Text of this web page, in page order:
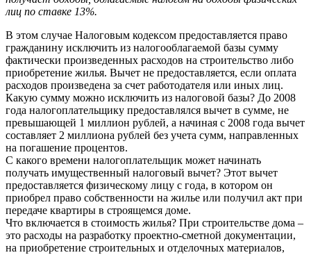
лиц по ставке 13%.
В этом случае Налоговым кодексом предоставляется право
гражданину исключить из налогооблагаемой базы сумму
фактически произведенных расходов на строительство либо
приобретение жилья. Вычет не предоставляется, если оплата
расходов произведена за счет работодателя или иных лиц.
Какую сумму можно исключить из налоговой базы? До 2008
года налогоплательщику предоставлялся вычет в сумме, не
превышающей 1 миллион рублей, а начиная с 2008 года вычет
составляет 2 миллиона рублей без учета сумм, направленных
на погашение процентов.
С какого времени налогоплательщик может начинать
получать имущественный налоговый вычет? Этот вычет
предоставляется физическому лицу с года, в котором он
приобрел право собственности на жилье или получил акт при
передаче квартиры в строящемся доме.
Что включается в стоимость жилья? При строительстве дома –
это расходы на разработку проектно-сметной документации,
на приобретение строительных и отделочных материалов,